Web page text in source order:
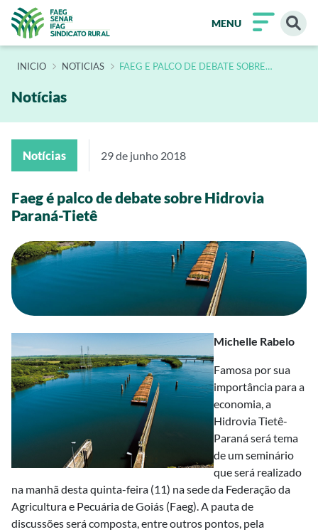
MENU
INÍCIO NOTICIAS FAEG E PALCO DE DEBATE SOBRE
Notícias
Notícias 29 de junho 2018
Faeg é palco de debate sobre Hidrovia
Paraná-Tietê
Michelle Rabelo
Famosa por sua
importância para a
economia, a
Hidrovia Tietê-
Paraná será tema
de um seminário
que será realizado
na manhã desta quinta-feira (11) na sede da Federação da
Agricultura e Pecuária de Goiás (Faeg). A pauta de
discussões será composta, entre outros pontos, pela